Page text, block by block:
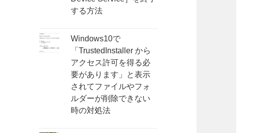
する方法
Windows10で
「TrustedInstaller から
アクセス許可を得る必
要があります」と表示
されてファイルやフォ
ルダーが削除できない
時の対処法